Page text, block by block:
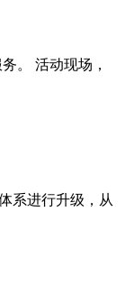
。 活动现场，
系进行升级，从